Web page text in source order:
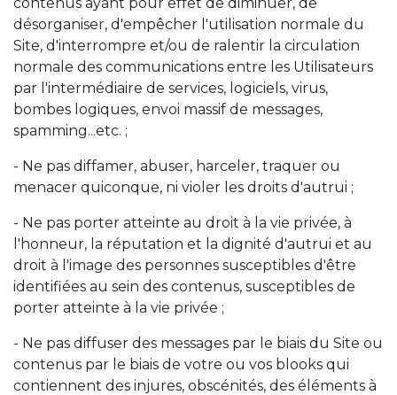
désorganiser, d'empêcher l'utilisation normale du
Site, d'interrompre et/ou de ralentir la circulation
normale des communications entre les Utilisateurs
par l'intermédiaire de services, logiciels, virus,
bombes logiques, envoi massif de messages,
spamming...etc. ;
- Ne pas diffamer, abuser, harceler, traquer ou
menacer quiconque, ni violer les droits d'autrui ;
- Ne pas porter atteinte au droit à la vie privée, à
l'honneur, la réputation et la dignité d'autrui et au
droit à l'image des personnes susceptibles d'être
identifiées au sein des contenus, susceptibles de
porter atteinte à la vie privée ;
- Ne pas diffuser des messages par le biais du Site ou
contenus par le biais de votre ou vos blooks qui
contiennent des injures, obscénités, des éléments à